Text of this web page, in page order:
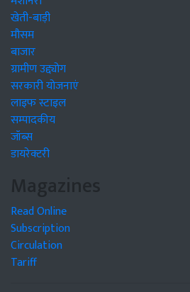
खेती-बाड़ी
मौसम
बाजार
ग्रामीण उद्द्योग
सरकारी योजनाएं
लाइफ स्टाइल
सम्पादकीय
जॉब्स
डायरेक्टरी
Magazines
Read Online
Subscription
Circulation
Tariff